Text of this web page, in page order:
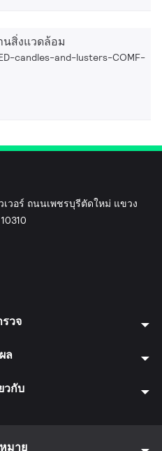
สิ่งแวดล้อม
candles-and-lusters-COMF-
วอร์ ถนนเพชรบุรีตัดใหม่ แขวง
รวจ
ผล
วกับ
มาย